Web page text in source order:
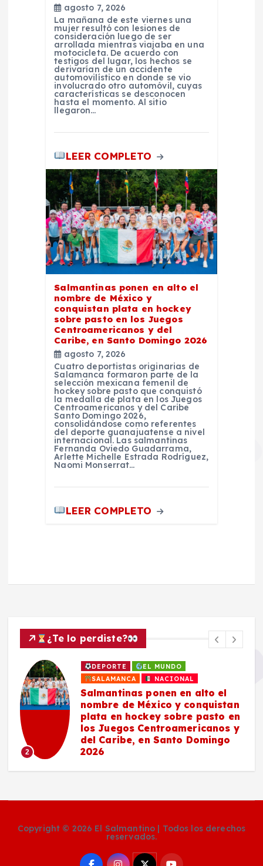
agosto 7, 2026
La mañana de este viernes una
mujer resultó con lesiones de
consideración luego de ser
arrollada mientras viajaba en una
motocicleta. De acuerdo con
testigos del lugar, los hechos se
derivarían de un accidente
automovilístico en donde se vio
involucrado otro automóvil, cuyas
características se desconocen
hasta el momento. Al sitio
llegaron…
LEER COMPLETO
Salmantinas ponen en alto el
nombre de México y
conquistan plata en hockey
sobre pasto en los Juegos
Centroamericanos y del
Caribe, en Santo Domingo 2026
agosto 7, 2026
Cuatro deportistas originarias de
Salamanca formaron parte de la
selección mexicana femenil de
hockey sobre pasto que conquistó
la medalla de plata en los Juegos
Centroamericanos y del Caribe
Santo Domingo 2026,
consolidándose como referentes
del deporte guanajuatense a nivel
internacional. Las salmantinas
Fernanda Oviedo Guadarrama,
Arlette Michelle Estrada Rodríguez,
Naomi Monserrat…
LEER COMPLETO
¿Te lo perdiste?
2
DEPORTE
EL MUNDO
SALAMANCA
NACIONAL
Salmantinas ponen en alto el
nombre de México y conquistan
plata en hockey sobre pasto en
los Juegos Centroamericanos y
del Caribe, en Santo Domingo
2026
Copyright © 2026 El Salmantino | Todos los derechos
reservados.